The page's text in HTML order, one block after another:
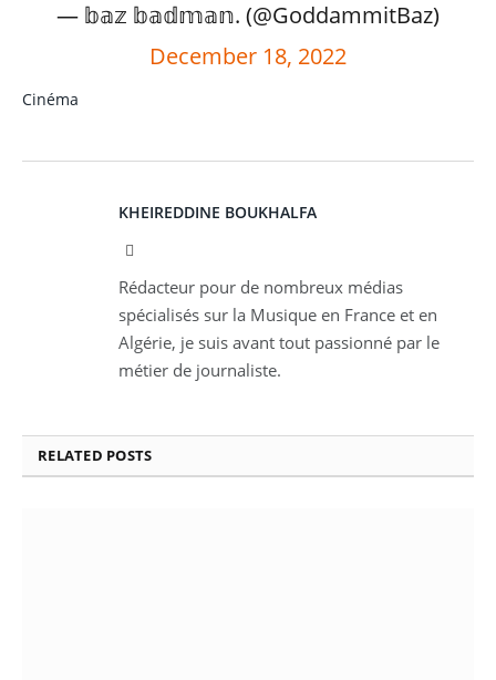
— 𝕓𝕒𝕫 𝕓𝕒𝕕𝕞𝕒𝕟. (@GoddammitBaz)
December 18, 2022
Cinéma
KHEIREDDINE BOUKHALFA
Rédacteur pour de nombreux médias
spécialisés sur la Musique en France et en
Algérie, je suis avant tout passionné par le
métier de journaliste.
RELATED POSTS